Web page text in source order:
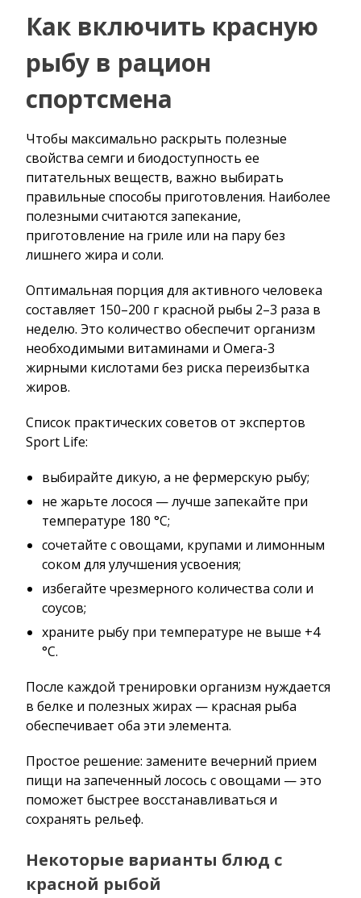
Как включить красную
рыбу в рацион
спортсмена
Чтобы максимально раскрыть полезные
свойства семги и биодоступность ее
питательных веществ, важно выбирать
правильные способы приготовления. Наиболее
полезными считаются запекание,
приготовление на гриле или на пару без
лишнего жира и соли.
Оптимальная порция для активного человека
составляет 150–200 г красной рыбы 2–3 раза в
неделю. Это количество обеспечит организм
необходимыми витаминами и Омега-3
жирными кислотами без риска переизбытка
жиров.
Список практических советов от экспертов
Sport Life:
выбирайте дикую, а не фермерскую рыбу;
не жарьте лосося — лучше запекайте при
температуре 180 °C;
сочетайте с овощами, крупами и лимонным
соком для улучшения усвоения;
избегайте чрезмерного количества соли и
соусов;
храните рыбу при температуре не выше +4
°C.
После каждой тренировки организм нуждается
в белке и полезных жирах — красная рыба
обеспечивает оба эти элемента.
Простое решение: замените вечерний прием
пищи на запеченный лосось с овощами — это
поможет быстрее восстанавливаться и
сохранять рельеф.
Некоторые варианты блюд с
красной рыбой